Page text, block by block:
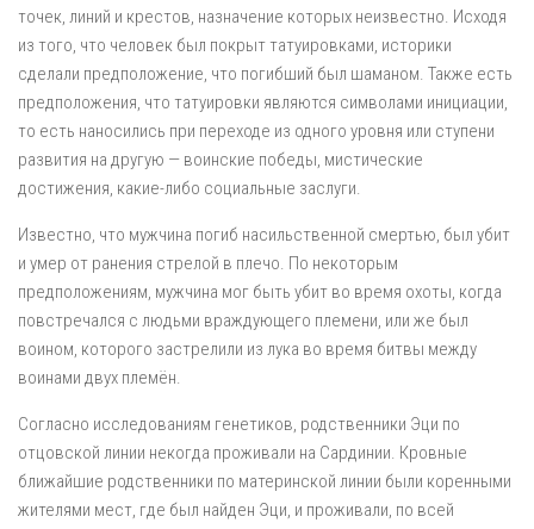
точек, линий и крестов, назначение которых неизвестно. Исходя
из того, что человек был покрыт татуировками, историки
сделали предположение, что погибший был шаманом. Также есть
предположения, что татуировки являются символами инициации,
то есть наносились при переходе из одного уровня или ступени
развития на другую — воинские победы, мистические
достижения, какие-либо социальные заслуги.
Известно, что мужчина погиб насильственной смертью, был убит
и умер от ранения стрелой в плечо. По некоторым
предположениям, мужчина мог быть убит во время охоты, когда
повстречался с людьми враждующего племени, или же был
воином, которого застрелили из лука во время битвы между
воинами двух племён.
Согласно исследованиям генетиков, родственники Эци по
отцовской линии некогда проживали на Сардинии. Кровные
ближайшие родственники по материнской линии были коренными
жителями мест, где был найден Эци, и проживали, по всей